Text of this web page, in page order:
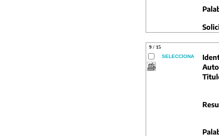
9 / 15
SELECCIONA